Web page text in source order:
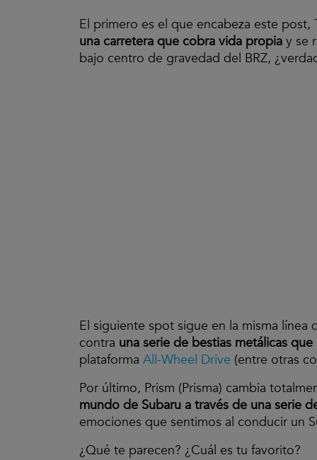
El primero es el que encabeza este post,
una carretera que cobra vida propia y se
bajo centro de gravedad del BRZ,
El siguiente spot sigue en la misma línea
contra una serie de bestias metálicas
plataforma All-Wheel Drive (entre otras
Por último, Prism (Prisma) cambia
mundo de Subaru a través de una serie
emociones que sentimos al conducir un
¿Qué te parecen? ¿Cuál es tu favorito?